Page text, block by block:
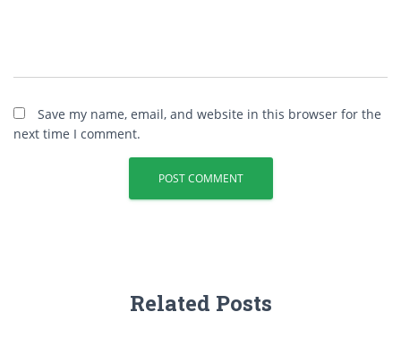
Save my name, email, and website in this browser for the
next time I comment.
Related Posts